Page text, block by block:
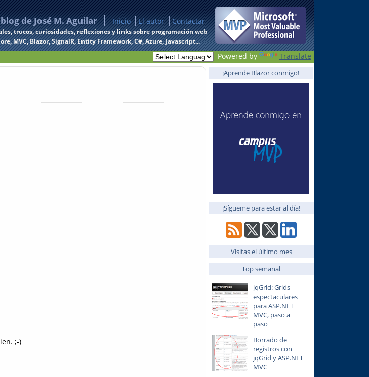
de José M. Aguilar Inicio El autor Contactar
trucos, curiosidades, reflexiones y links sobre programación web
MVC, Blazor, SignalR, Entity Framework, C#, Azure, Javascript...
Powered by Translate
;-)
¡Aprende Blazor conmigo!
¡Sígueme para estar al día!
Visitas el último mes
Top semanal
jqGrid: Grids
espectaculares
para ASP.NET
MVC, paso a
paso
Borrado de
registros con
jqGrid y ASP.NET
MVC